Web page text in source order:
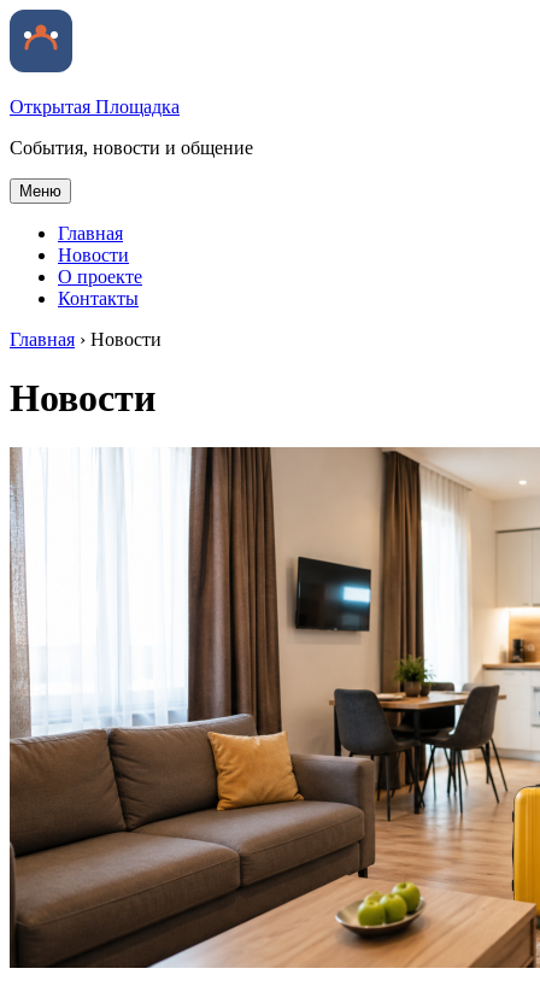
Открытая Площадка
События, новости и общение
Меню
Главная
Новости
О проекте
Контакты
Главная › Новости
Новости